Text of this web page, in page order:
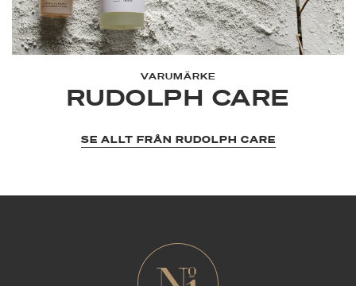
VARUMÄRKE
RUDOLPH CARE
SE ALLT FRÅN RUDOLPH CARE